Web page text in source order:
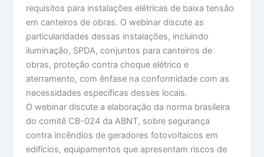
requisitos para instalações elétricas de baixa tensão
em canteiros de obras. O webinar discute as
particularidades dessas instalações, incluindo
iluminação, SPDA, conjuntos para canteiros de
obras, proteção contra choque elétrico e
aterramento, com ênfase na conformidade com as
necessidades específicas desses locais.
O webinar discute a elaboração da norma brasileira
do comitê CB-024 da ABNT, sobre segurança
contra incêndios de geradores fotovoltaicos em
edifícios, equipamentos que apresentam riscos de